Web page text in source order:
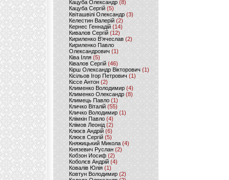
Кацуба Олександр (8)
Кацуба Сергій (5)
Квіташвілі Олександр(3)
Келестин Валерій(2)
Кернес Геннадій (14)
Кивалов Сергій (12)
Кириленко В’ячеслав (2)
Кириленко Павло
Олександрович (1)
Ківа Ілля (5)
Ківалов Сергій(46)
Кірш Олександр Вікторович (1)
Кісільов Ігор Петрович (1)
Кіссе Антон (2)
Клименко Володимир(4)
Клименко Олександр (8)
Климець Павло (1)
Кличко Віталій(55)
Кличко Володимир (1)
Клімкін Павло (4)
Клімов Леонід(2)
Клюєв Андрій(6)
Клюєв Сергій (5)
Княжицький Микола(4)
Князевич Руслан (2)
Кобзон Иосиф(2)
Коболєв Андрій (4)
Ковалів Юлія(1)
Ковтун Володимир (2)